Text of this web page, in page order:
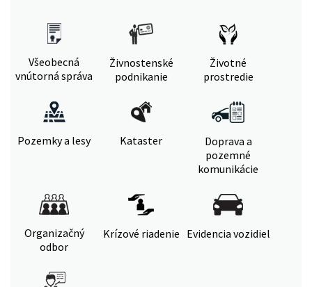
Všeobecná
vnútorná správa
Živnostenské
podnikanie
Životné
prostredie
Pozemky a lesy Kataster
Doprava a
pozemné
komunikácie
Organizačný
odbor
Krízové riadenie Evidencia vozidiel